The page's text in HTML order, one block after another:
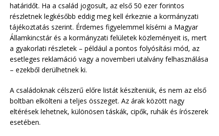
határidőt. Ha a család jogosult, az első 50 ezer forintos
részletnek legkésőbb eddig meg kell érkeznie a kormányzati
tájékoztatás szerint. Érdemes figyelemmel kísérni a Magyar
Államkincstár és a kormányzati felületek közleményeit is, mert
a gyakorlati részletek – például a pontos folyósítási mód, az
esetleges reklamáció vagy a novemberi utalvány felhasználása
– ezekből derülhetnek ki.
A családoknak célszerű előre listát készíteniük, és nem az első
boltban elkölteni a teljes összeget. Az árak között nagy
eltérések lehetnek, különösen táskák, cipők, ruhák és írószerek
esetében.